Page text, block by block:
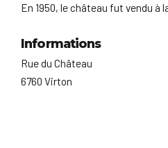
En 1950, le château fut vendu à
Informations
Rue du Château
6760 Virton